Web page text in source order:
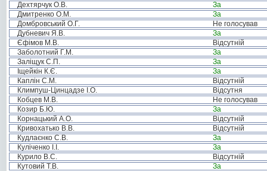
Дехтярчук О.В.
За
Дмитренко О.М.
За
Домбровський О.Г.
Не голосував
Дубневич Я.В.
За
Єфімов М.В.
Відсутній
Заболотний Г.М.
За
Заліщук С.П.
За
Іщейкін К.Є.
За
Каплін С.М.
Відсутній
Климпуш-Цинцадзе І.О.
Відсутня
Кобцев М.В.
Не голосував
Козир Б.Ю.
За
Корнацький А.О.
Відсутній
Кривохатько В.В.
Відсутній
Кудлаєнко С.В.
За
Куліченко І.І.
За
Курило В.С.
Відсутній
Кутовий Т.В.
За